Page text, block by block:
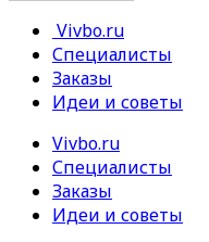
Vivbo.ru
Специалисты
Заказы
Идеи и советы
Vivbo.ru
Специалисты
Заказы
Идеи и советы